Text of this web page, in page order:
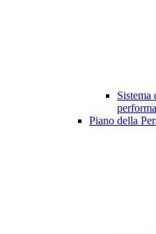
Sistema
Piano della